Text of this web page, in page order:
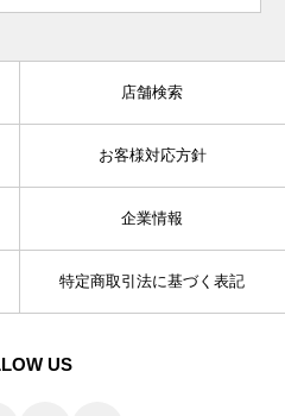
店舗検索
お客様対応方針
企業情報
特定商取引法に基づく表記
US